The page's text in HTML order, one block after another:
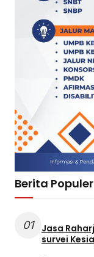
Berita Populer
01
Jasa
survei